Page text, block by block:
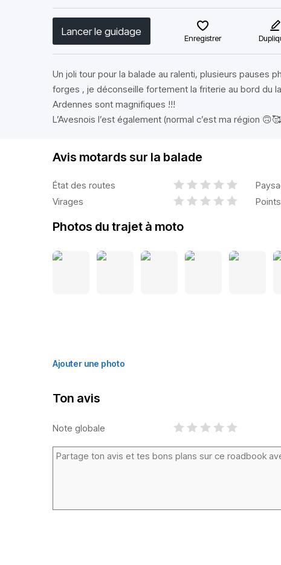
Lancer le guidage
Enregistrer
Un joli tour pour la balade au ralenti, plusieurs pauses
forges , je déconseille fortement la friterie au bord du
Ardennes sont magnifiques !!!
L’Avesnois l’est également (normal c’est ma région
Avis motards sur la balade
État des routes
Virages
Photos du trajet à moto
Ajouter une photo
Ton avis
Note globale